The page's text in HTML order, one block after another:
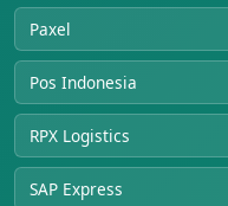
Paxel
Pos Indonesia
RPX Logistics
SAP Express